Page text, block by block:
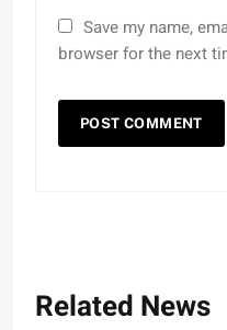
Save my name,
browser for the next
Related News